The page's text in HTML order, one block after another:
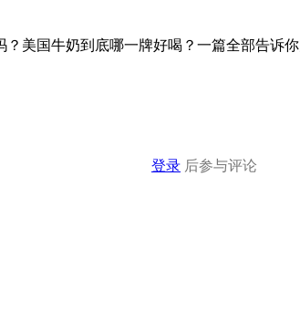
美国牛奶到底哪一牌好喝？一篇全部告诉你
登录 后参与评论